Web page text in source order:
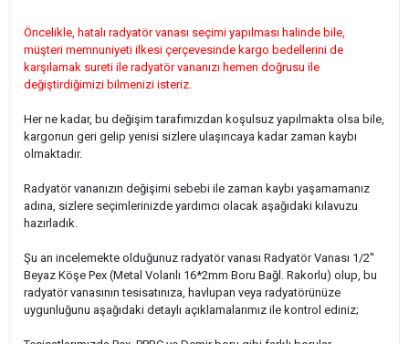
Öncelikle, hatalı radyatör vanası seçimi yapılması halinde bile,
müşteri memnuniyeti ilkesi çerçevesinde kargo bedellerini de
karşılamak sureti ile radyatör vananızı hemen doğrusu ile
değiştirdiğimizi bilmenizi isteriz.
Her ne kadar, bu değişim tarafımızdan koşulsuz yapılmakta olsa bile,
kargonun geri gelip yenisi sizlere ulaşıncaya kadar zaman kaybı
olmaktadır.
Radyatör vananızın değişimi sebebi ile zaman kaybı yaşamamanız
adına, sizlere seçimlerinizde yardımcı olacak aşağıdaki kılavuzu
hazırladık.
Şu an incelemekte olduğunuz radyatör vanası Radyatör Vanası 1/2''
Beyaz Köşe Pex (Metal Volanlı 16*2mm Boru Bağl. Rakorlu) olup, bu
radyatör vanasının tesisatınıza, havlupan veya radyatörünüze
uygunluğunu aşağıdaki detaylı açıklamalarımız ile kontrol ediniz;